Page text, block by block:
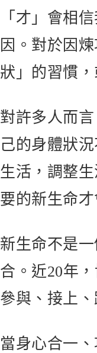
「才」會相
因。對於因
狀」的習慣
對許多人而
己的身體狀
生活，調整
要的新生命才
新生命不是
合。近20年
參與、接上
當身心合一